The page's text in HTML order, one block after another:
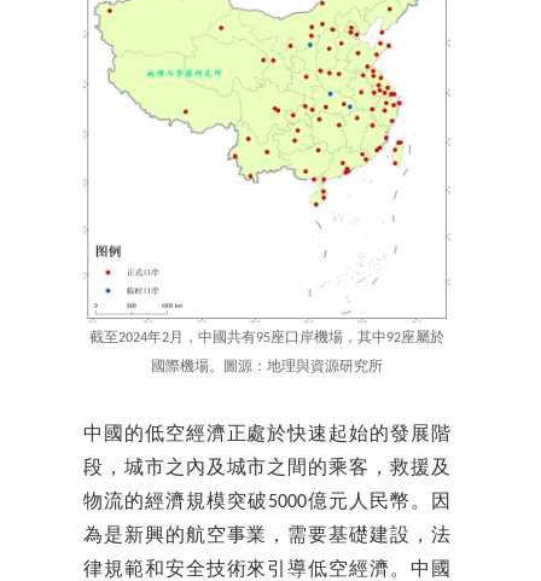
截至2024年2月，中國共有95座口岸機場，其中92座屬於
國際機場。圖源：地理與資源研究所
中國的低空經濟正處於快速起始的發展階
段，城市之內及城市之間的乘客，救援及
物流的經濟規模突破5000億元人民幣。因
為是新興的航空事業，需要基礎建設，法
律規範和安全技術來引導低空經濟。中國